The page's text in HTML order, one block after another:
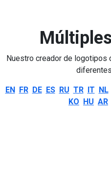
Nuestro creador de logotipos
EN FR DE ES RU TR IT NL
KO HU AR